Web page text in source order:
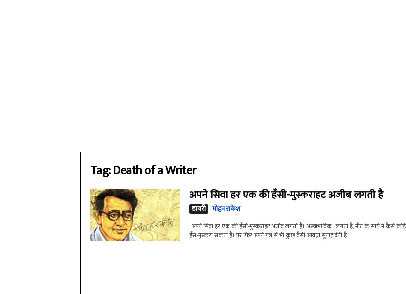
Tag: Death of a Writer
अपने सिवा हर एक की हँसी-मुस्कराहट अजीब लगती है
डायरी मोहन राकेश
"अपने सिवा हर एक की हँसी-मुस्कराहट अजीब लगती है। अस्वाभाविक। लगता है, मौत के साये में कैसे कोई
हँस-मुस्करा सकता है। पर फिर अपने गले से भी कुछ वैसी आवाज़ सुनाई देती है।"